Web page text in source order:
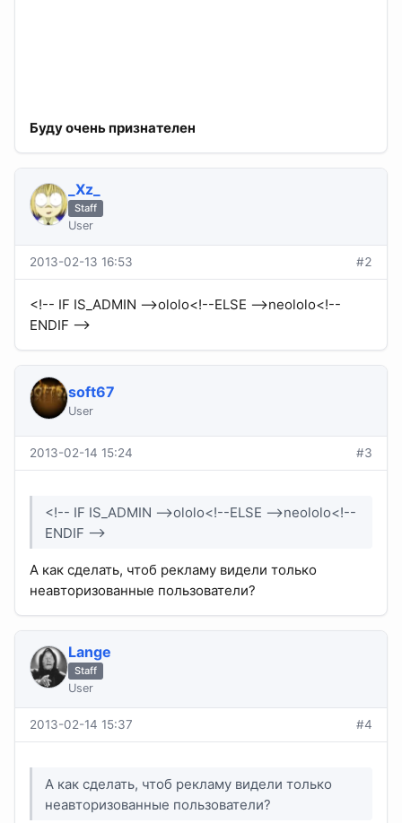
Буду очень признателен
_Xz_
Staff
User
2013-02-13 16:53 #2
<!-- IF IS_ADMIN -->ololo<!--ELSE -->neololo<!--
ENDIF -->
soft67
User
2013-02-14 15:24 #3
<!-- IF IS_ADMIN -->ololo<!--ELSE -->neololo<!--
ENDIF -->
А как сделать, чтоб рекламу видели только
неавторизованные пользователи?
Lange
Staff
User
2013-02-14 15:37 #4
А как сделать, чтоб рекламу видели только
неавторизованные пользователи?